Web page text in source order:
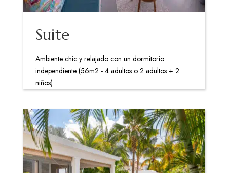
Suite
Ambiente chic y relajado con un dormitorio
independiente (56m2 - 4 adultos o 2 adultos + 2
niños)